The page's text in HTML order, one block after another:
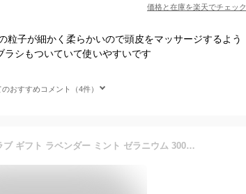
価格と在庫を楽天でチェック
粒子が細かく柔らかいので頭皮をマッサージするよう
シもついていて使いやすいです
のおすすめコメント（4件）
サボン SABON ヘッドスクラブ ギフト ラベンダー ミント ゼラニウム 300g 頭皮ケア ヘアケア ブランド 高級 ディープクレンジング ボタニカルオイル配合 プレゼント 喜ばれるギフト 2025 香り